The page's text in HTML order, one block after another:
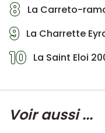
8 La Carreto-
9 La Charrette
10 La Saint Eloi
Voir aussi ...